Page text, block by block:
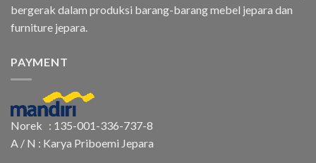
bergerak dalam produksi barang-barang mebel jepara dan
furniture jepara.
PAYMENT
Norek : 135-001-336-737-8
A / N : Karya Priboemi Jepara